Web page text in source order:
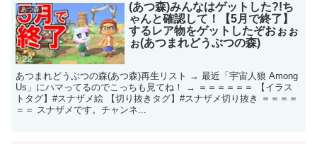
あつ森
(あつ森)みんなはゲットした?!ち
ゃんと確認して！【5月で終了】
するレア物をゲットしたぞおぉぉ
ぉ(あつまれどうぶつの森)
あつまれどうぶつの森(あつ森)再生リスト → 最近「宇宙人狼 Among
Us」にハマってるのでこっちも見てね！ → ＝＝＝＝＝＝ 【イラス
トタグ】#スナザメ絵 【切り抜きタグ】#スナザメ切り抜き ＝＝＝＝
＝＝ スナザメです。チャンネ...